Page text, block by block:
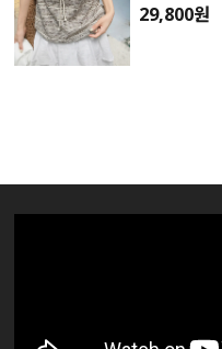
29,800원